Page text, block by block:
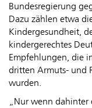
Bundesregierung
Dazu zählen etwa
Kindergesundheit,
kindergerechtes
Empfehlungen, die
dritten Armuts- und
wurden.
„Nur wenn dahinter